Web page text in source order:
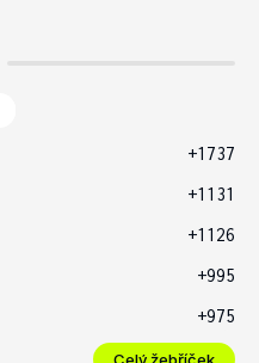
+1737
+1131
+1126
+995
+975
Celý žebříček